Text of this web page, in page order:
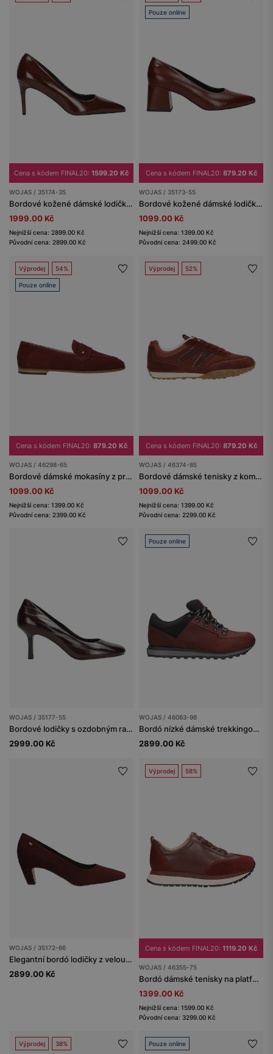
Cena s kódem FINAL20: 1599.20 Kč
WOJAS / 35174-35
Bordové kožené dámské lodičky na vysokém podpatku
1999.00 Kč
Nejnižší cena: 2899.00 Kč
Původní cena: 2899.00 Kč
Pouze online
Cena s kódem FINAL20: 879.20 Kč
WOJAS / 35173-55
Bordové kožené dámské lodičky na širokém podpatku
1099.00 Kč
Nejnižší cena: 1399.00 Kč
Původní cena: 2499.00 Kč
Výprodej 54%
Pouze online
Cena s kódem FINAL20: 879.20 Kč
WOJAS / 46298-65
Bordové dámské mokasíny z pravé kůže
1099.00 Kč
Nejnižší cena: 1399.00 Kč
Původní cena: 2399.00 Kč
Výprodej 52%
Cena s kódem FINAL20: 879.20 Kč
WOJAS / 46374-85
Bordové dámské tenisky z kombinované kůže
1099.00 Kč
Nejnižší cena: 1399.00 Kč
Původní cena: 2299.00 Kč
WOJAS / 35177-55
Bordové lodičky s ozdobným ražením
2999.00 Kč
Pouze online
WOJAS / 46083-98
Bordó nízké dámské trekkingové boty s černými vsadkami
2899.00 Kč
WOJAS / 35172-66
Elegantní bordó lodičky z velouru na stabilním podpatku
2899.00 Kč
Výprodej 58%
Cena s kódem FINAL20: 1119.20 Kč
WOJAS / 46355-75
Bordó dámské tenisky na platformě
1399.00 Kč
Nejnižší cena: 1599.00 Kč
Původní cena: 3299.00 Kč
Výprodej 38% Pouze online